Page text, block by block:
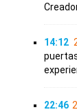
14:12
22:46